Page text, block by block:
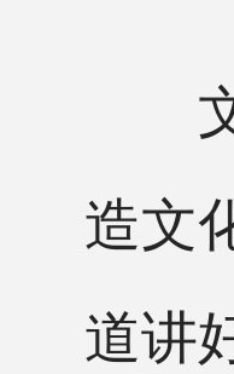
文
造文
道讲